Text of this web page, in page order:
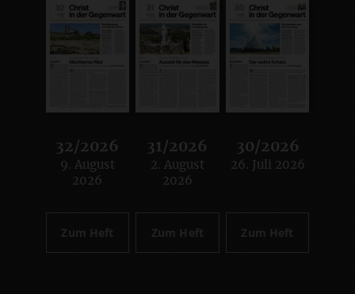
32/2026
:
9. August
2026
Zum Heft
31/2026
:
2. August
2026
Zum Heft
30/2026
:
26. Juli 2026
Zum Heft